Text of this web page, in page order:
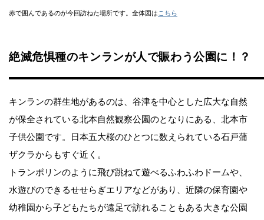
赤で囲んであるのが今回訪ねた場所です。全体図は こちら
絶滅危惧種のキンランが人で賑わう公園に！？
キンランの群生地があるのは、谷津を中心とした広大な自然
が保全されている北本自然観察公園のとなりにある、北本市
子供公園です。日本五大桜のひとつに数えられている石戸蒲
ザクラからもすぐ近く。
トランポリンのように飛び跳ねて遊べるふわふわドームや、
水遊びのできるせせらぎエリアなどがあり、近隣の保育園や
幼稚園から子どもたちが遠足で訪れることもある大きな公園